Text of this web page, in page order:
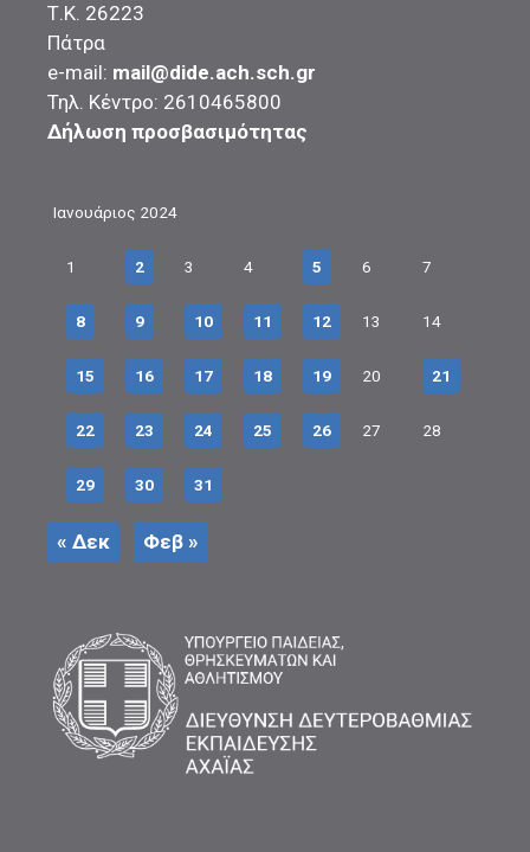
Τ.Κ. 26223
Πάτρα
e-mail: mail@dide.ach.sch.gr
Τηλ. Κέντρο: 2610465800
Δήλωση προσβασιμότητας
Ιανουάριος 2024
1 2 3 4 5 6 7
8 9 10 11 12 13 14
15 16 17 18 19 20 21
22 23 24 25 26 27 28
29 30 31
« Δεκ Φεβ »